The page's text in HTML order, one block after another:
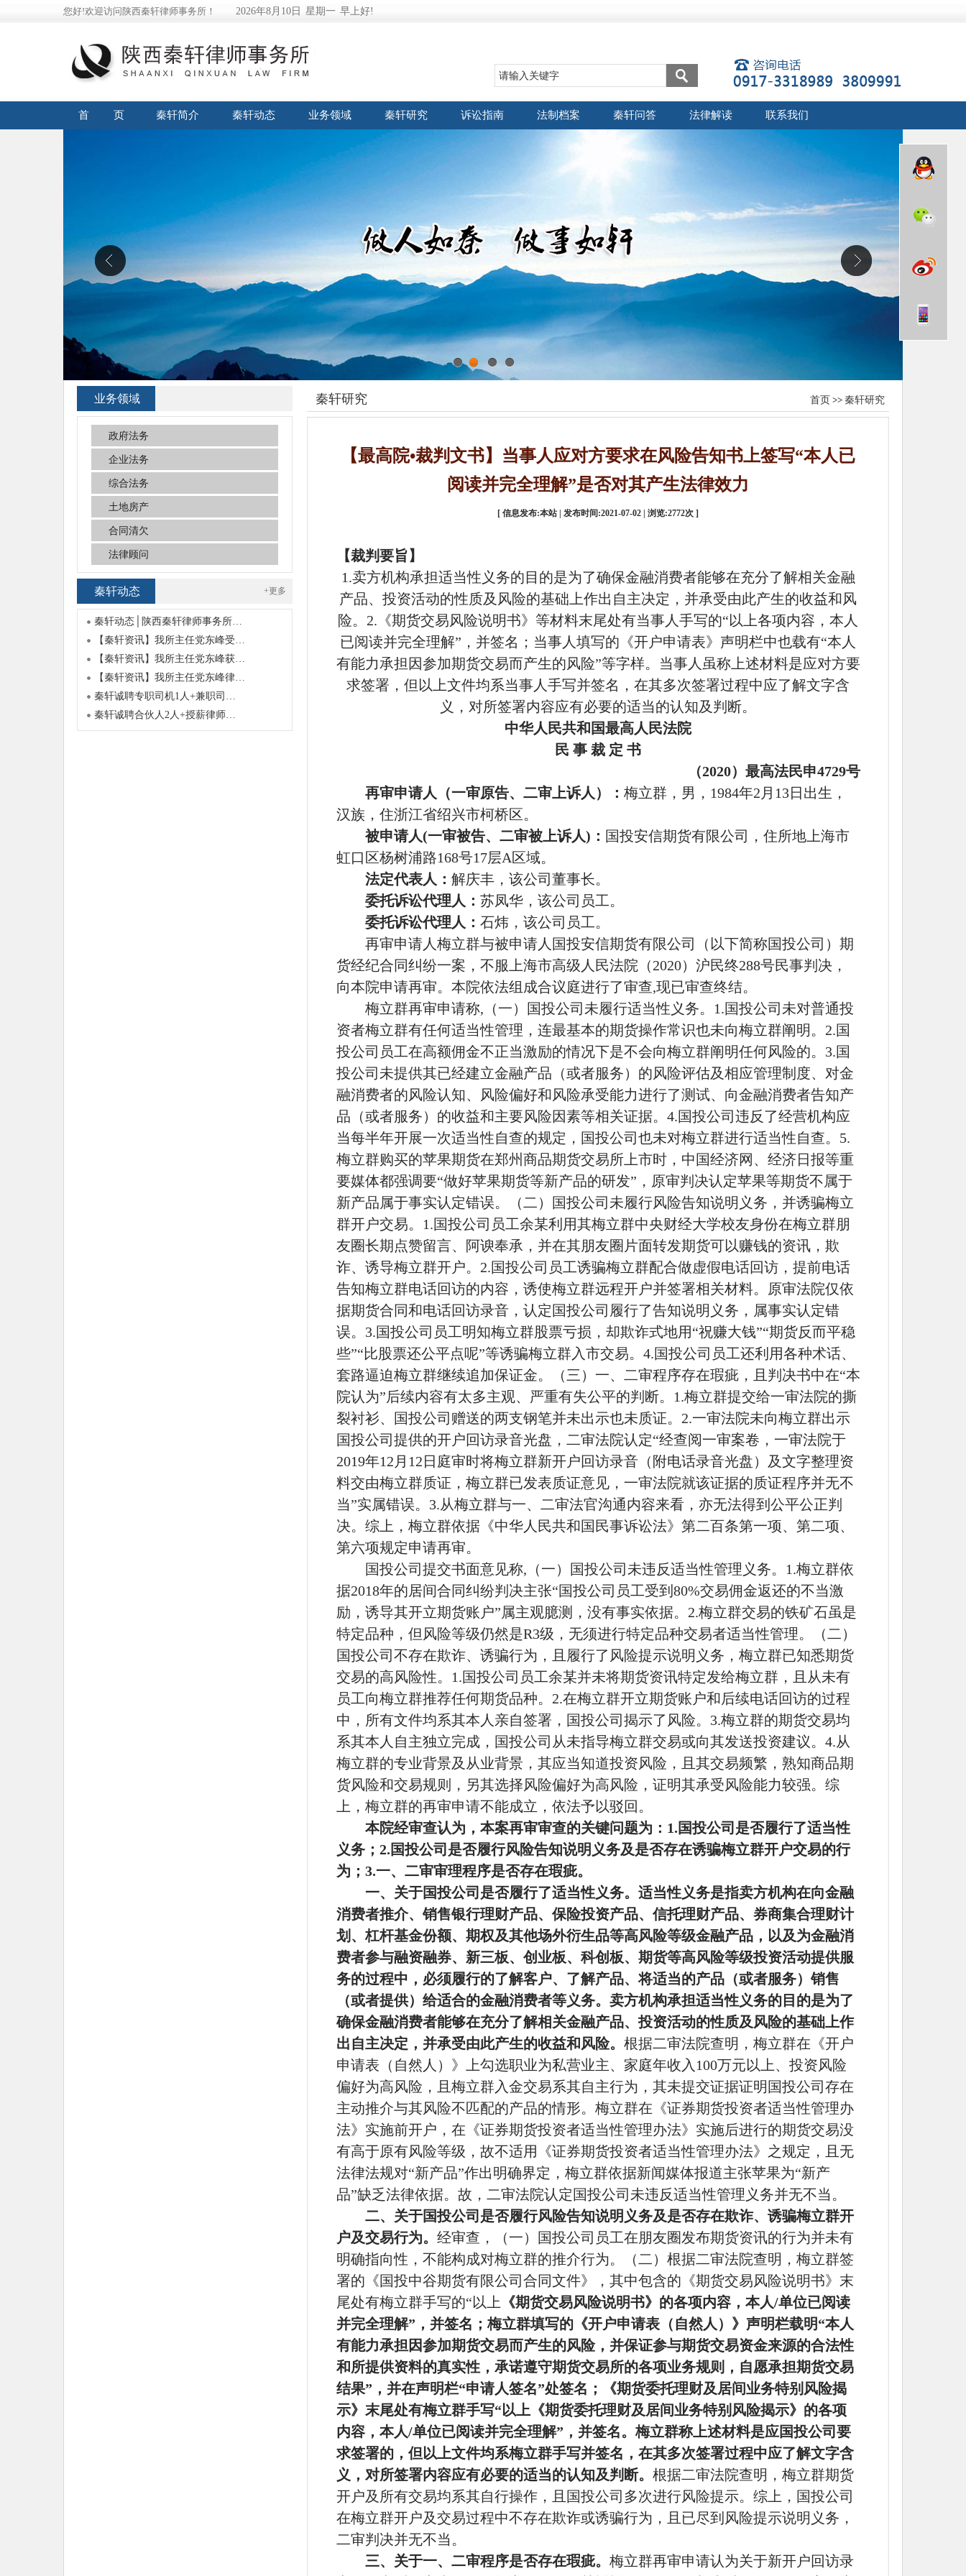
您好!欢迎访问陕西秦轩律师事务所！ 2026年8月10日 星期一 早上好!
首 页 秦轩简介 秦轩动态 业务领域 秦轩研究 诉讼指南 法制档案 秦轩问答 法律解读 联系我们
1 2 3
秦轩研究 首页 >> 秦轩研究
【最高院•裁判文书】当事人应对方要求在风险告知书上签写“本人已
阅读并完全理解”是否对其产生法律效力
[ 信息发布:本站 | 发布时间:2021-07-02 | 浏览:2772次 ]
【裁判要旨】
1.卖方机构承担适当性义务的目的是为了确保金融消费者能够在充分了解相关金融
产品、投资活动的性质及风险的基础上作出自主决定，并承受由此产生的收益和风
险。2.《期货交易风险说明书》等材料末尾处有当事人手写的“以上各项内容，本人
已阅读并完全理解”，并签名；当事人填写的《开户申请表》声明栏中也载有“本人
有能力承担因参加期货交易而产生的风险”等字样。当事人虽称上述材料是应对方要
求签署，但以上文件均系当事人手写并签名，在其多次签署过程中应了解文字含
义，对所签署内容应有必要的适当的认知及判断。
中华人民共和国最高人民法院
民 事 裁 定 书
（2020）最高法民申4729号
再审申请人（一审原告、二审上诉人）： 梅立群，男， 1984年2月13日出生，
汉族，住浙江省绍兴市柯桥区。
被申请人(一审被告、二审被上诉人)： 国投安信期货有限公司，住所地上海市
虹口区杨树浦路168号17层A区域。
法定代表人： 解庆丰，该公司董事长。
委托诉讼代理人： 苏凤华，该公司员工。
委托诉讼代理人： 石炜，该公司员工。
再审申请人梅立群与被申请人国投安信期货有限公司（以下简称国投公司）期
货经纪合同纠纷一案，不服上海市高级人民法院（2020）沪民终288号民事判决，
向本院申请再审。本院依法组成合议庭进行了审查,现已审查终结。
梅立群再审申请称,（一）国投公司未履行适当性义务。1.国投公司未对普通投
资者梅立群有任何适当性管理，连最基本的期货操作常识也未向梅立群阐明。2.国
投公司员工在高额佣金不正当激励的情况下是不会向梅立群阐明任何风险的。3.国
投公司未提供其已经建立金融产品（或者服务）的风险评估及相应管理制度、对金
融消费者的风险认知、风险偏好和风险承受能力进行了测试、向金融消费者告知产
品（或者服务）的收益和主要风险因素等相关证据。4.国投公司违反了经营机构应
当每半年开展一次适当性自查的规定，国投公司也未对梅立群进行适当性自查。5.
梅立群购买的苹果期货在郑州商品期货交易所上市时，中国经济网、经济日报等重
要媒体都强调要“做好苹果期货等新产品的研发”，原审判决认定苹果等期货不属于
新产品属于事实认定错误。（二）国投公司未履行风险告知说明义务，并诱骗梅立
群开户交易。1.国投公司员工余某利用其梅立群中央财经大学校友身份在梅立群朋
友圈长期点赞留言、阿谀奉承，并在其朋友圈片面转发期货可以赚钱的资讯，欺
诈、诱导梅立群开户。2.国投公司员工诱骗梅立群配合做虚假电话回访，提前电话
告知梅立群电话回访的内容，诱使梅立群远程开户并签署相关材料。原审法院仅依
据期货合同和电话回访录音，认定国投公司履行了告知说明义务，属事实认定错
误。3.国投公司员工明知梅立群股票亏损，却欺诈式地用“祝赚大钱”“期货反而平稳
些”“比股票还公平点呢”等诱骗梅立群入市交易。4.国投公司员工还利用各种术话、
套路逼迫梅立群继续追加保证金。（三）一、二审程序存在瑕疵，且判决书中在“本
院认为”后续内容有太多主观、严重有失公平的判断。1.梅立群提交给一审法院的撕
裂衬衫、国投公司赠送的两支钢笔并未出示也未质证。2.一审法院未向梅立群出示
国投公司提供的开户回访录音光盘，二审法院认定“经查阅一审案卷，一审法院于
2019年12月12日庭审时将梅立群新开户回访录音（附电话录音光盘）及文字整理资
料交由梅立群质证，梅立群已发表质证意见，一审法院就该证据的质证程序并无不
当”实属错误。3.从梅立群与一、二审法官沟通内容来看，亦无法得到公平公正判
决。综上，梅立群依据《中华人民共和国民事诉讼法》第二百条第一项、第二项、
第六项规定申请再审。
国投公司提交书面意见称,（一）国投公司未违反适当性管理义务。1.梅立群依
据2018年的居间合同纠纷判决主张“国投公司员工受到80%交易佣金返还的不当激
励，诱导其开立期货账户”属主观臆测，没有事实依据。2.梅立群交易的铁矿石虽是
特定品种，但风险等级仍然是R3级，无须进行特定品种交易者适当性管理。（二）
国投公司不存在欺诈、诱骗行为，且履行了风险提示说明义务，梅立群已知悉期货
交易的高风险性。1.国投公司员工余某并未将期货资讯特定发给梅立群，且从未有
员工向梅立群推荐任何期货品种。2.在梅立群开立期货账户和后续电话回访的过程
中，所有文件均系其本人亲自签署，国投公司揭示了风险。3.梅立群的期货交易均
系其本人自主独立完成，国投公司从未指导梅立群交易或向其发送投资建议。4.从
梅立群的专业背景及从业背景，其应当知道投资风险，且其交易频繁，熟知商品期
货风险和交易规则，另其选择风险偏好为高风险，证明其承受风险能力较强。综
上，梅立群的再审申请不能成立，依法予以驳回。
本院经审查认为，本案再审审查的关键问题为： 1.国投公司是否履行了适当性
义务；2.国投公司是否履行风险告知说明义务及是否存在诱骗梅立群开户交易的行
为；3.一、二审审理程序是否存在瑕疵。
一、关于国投公司是否履行了适当性义务。适当性义务是指卖方机构在向金融
消费者推介、销售银行理财产品、保险投资产品、信托理财产品、券商集合理财计
划、杠杆基金份额、期权及其他场外衍生品等高风险等级金融产品，以及为金融消
费者参与融资融券、新三板、创业板、科创板、期货等高风险等级投资活动提供服
务的过程中，必须履行的了解客户、了解产品、将适当的产品（或者服务）销售
（或者提供）给适合的金融消费者等义务。卖方机构承担适当性义务的目的是为了
确保金融消费者能够在充分了解相关金融产品、投资活动的性质及风险的基础上作
出自主决定，并承受由此产生的收益和风险。 根据二审法院查明，梅立群在《开户
申请表（自然人）》上勾选职业为私营业主、家庭年收入 100万元以上、投资风险
偏好为高风险，且梅立群入金交易系其自主行为，其未提交证据证明国投公司存在
主动推介与其风险不匹配的产品的情形。梅立群在《证券期货投资者适当性管理办
法》实施前开户，在《证券期货投资者适当性管理办法》实施后进行的期货交易没
有高于原有风险等级，故不适用《证券期货投资者适当性管理办法》之规定，且无
法律法规对“新产品”作出明确界定，梅立群依据新闻媒体报道主张苹果为“新产
品”缺乏法律依据。故，二审法院认定国投公司未违反适当性管理义务并无不当。
二、关于国投公司是否履行风险告知说明义务及是否存在欺诈、诱骗梅立群开
户及交易行为。 经审查，（一）国投公司员工在朋友圈发布期货资讯的行为并未有
明确指向性，不能构成对梅立群的推介行为。（二）根据二审法院查明，梅立群签
署的《国投中谷期货有限公司合同文件》，其中包含的《期货交易风险说明书》末
尾处有梅立群手写的“以上 《期货交易风险说明书》的各项内容，本人/单位已阅读
并完全理解”，并签名；梅立群填写的《开户申请表（自然人）》声明栏载明“本人
有能力承担因参加期货交易而产生的风险，并保证参与期货交易资金来源的合法性
和所提供资料的真实性，承诺遵守期货交易所的各项业务规则，自愿承担期货交易
结果”，并在声明栏“申请人签名”处签名；《期货委托理财及居间业务特别风险揭
示》末尾处有梅立群手写“以上《期货委托理财及居间业务特别风险揭示》的各项
内容，本人/单位已阅读并完全理解”，并签名。梅立群称上述材料是应国投公司要
求签署的，但以上文件均系梅立群手写并签名，在其多次签署过程中应了解文字含
义，对所签署内容应有必要的适当的认知及判断。 根据二审法院查明，梅立群期货
开户及所有交易均系其自行操作，且国投公司多次进行风险提示。综上，国投公司
在梅立群开户及交易过程中不存在欺诈或诱骗行为，且已尽到风险提示说明义务，
二审判决并无不当。
三、关于一、二审程序是否存在瑕疵。 梅立群再审申请认为关于新开户回访录
业务领域
政府法务
企业法务
综合法务
土地房产
合同清欠
法律顾问
秦轩动态 +更多
秦轩动态│陕西秦轩律师事务所…
【秦轩资讯】我所主任党东峰受…
【秦轩资讯】我所主任党东峰获…
【秦轩资讯】我所主任党东峰律…
秦轩诚聘专职司机1人+兼职司…
秦轩诚聘合伙人2人+授薪律师…